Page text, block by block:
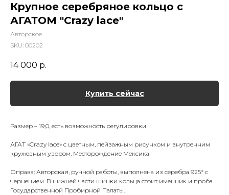
Крупное серебряное кольцо с
АГАТОМ "Crazy lace"
Авторское
SKU: 00202
14 000 р.
Купить сейчас
Размер – 19,0, есть возможность регулировки
АГАТ «Crazy lace» с цветным, пейзажным рисунком и внутренним
кружевным узором. Месторождение Мексика
Оправа: Авторская, ручной работы, выполнена из серебра 925* с
чернением. В нижней части шинки кольца стоит именник и проба
Государственной Пробирной Палаты.